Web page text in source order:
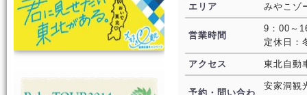
エリア みやこゾ
営業時間
9：00～
定休日：
アクセス 東北自動
予約・問い合わ
安家洞観